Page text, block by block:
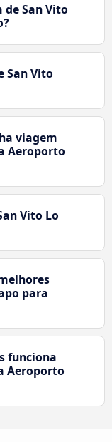
de San Vito
San Vito
viagem
Aeroporto
Vito Lo
para
funciona
Aeroporto